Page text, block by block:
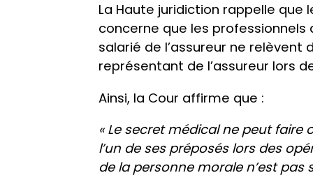
La Haute juridiction rappelle que
concerne que les professionnels
salarié de l’assureur ne
représentant de l’assureur lors
Ainsi, la Cour affirme que :
« Le secret médical ne peut faire
l’un de ses préposés lors des
de la personne morale n’est